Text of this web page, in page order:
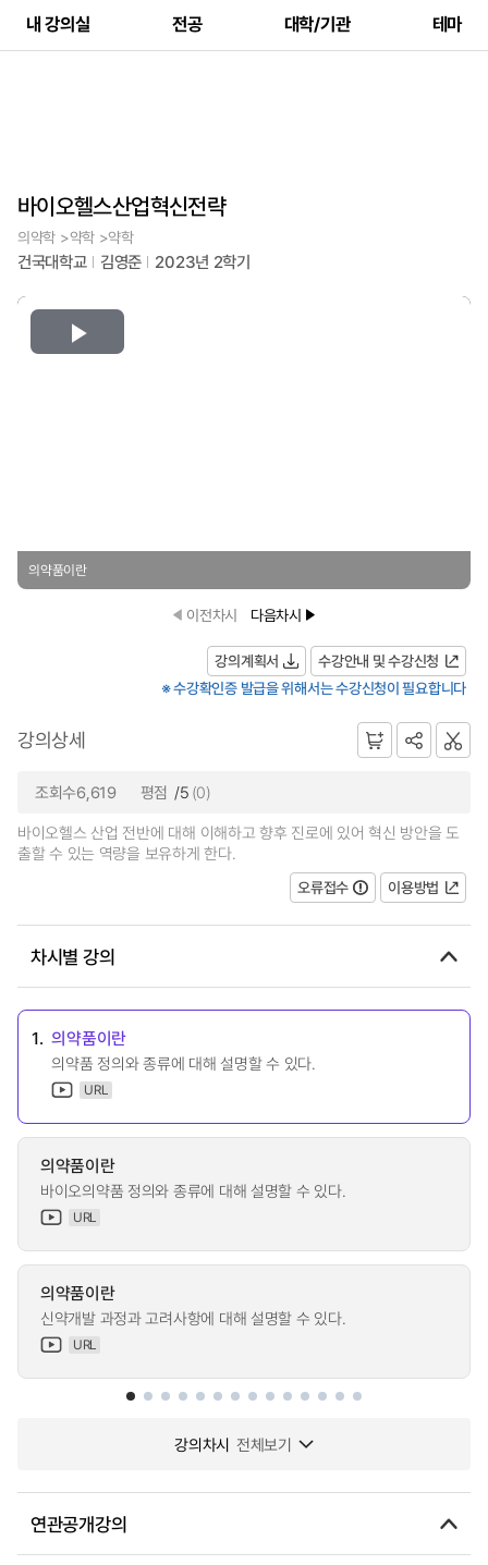
내 강의실 전공 대학/기관 테마
바이오헬스산업혁신전략
의약학 >약학 >약학
건국대학교 김영준 2023년 2학기
Play
의약품이란
이전차시 다음차시
강의계획서
수강안내 및 수강신청
※ 수강확인증 발급을 위해서는 수강신청이 필요합니다
강의상세
조회수6,619 평점 /5 (0)
바이오헬스 산업 전반에 대해 이해하고 향후 진로에 있어 혁신 방안을 도
출할 수 있는 역량을 보유하게 한다.
오류접수
이용방법
차시별 강의
1. 의약품이란
의약품 정의와 종류에 대해 설명할 수 있다.
URL
의약품이란
바이오의약품 정의와 종류에 대해 설명할 수 있다.
URL
의약품이란
신약개발 과정과 고려사항에 대해 설명할 수 있다.
URL
강의차시 전체보기
연관공개강의